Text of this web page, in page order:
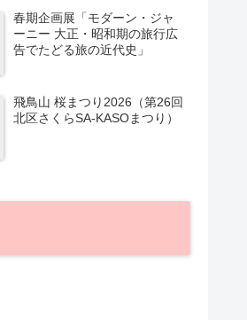
春期企画展「モダーン・ジャ
ーニー 大正・昭和期の旅行広
告でたどる旅の近代史」
飛鳥山 桜まつり2026（第26回
北区さくらSA-KASOまつり）